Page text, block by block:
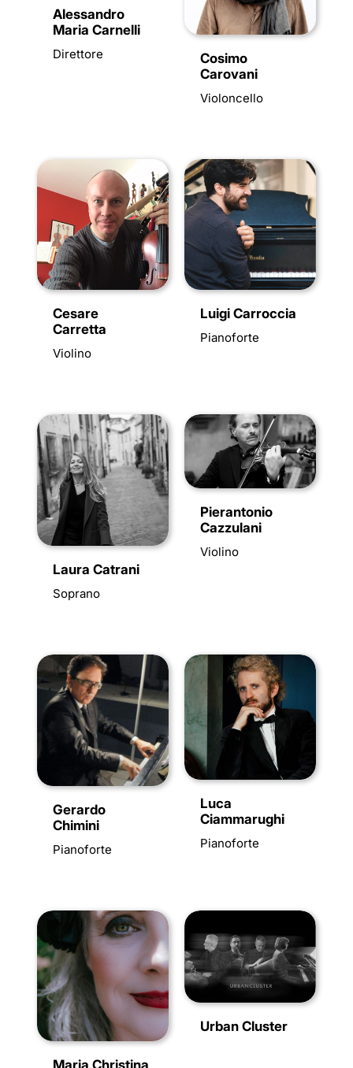
Alessandro
Maria Carnelli
Direttore
Cosimo
Carovani
Violoncello
Cesare
Carretta
Violino
Luigi Carroccia
Pianoforte
Laura Catrani
Soprano
Pierantonio
Cazzulani
Violino
Gerardo
Chimini
Pianoforte
Luca
Ciammarughi
Pianoforte
Urban Cluster